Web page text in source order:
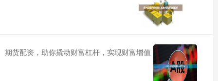
期货配资，助你撬动财富杠杆，实现财富增值